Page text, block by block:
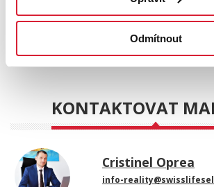
Odmítnout
STÁHNOUT
POSLAT
KONTAKTOVAT
Cristinel Oprea
info-